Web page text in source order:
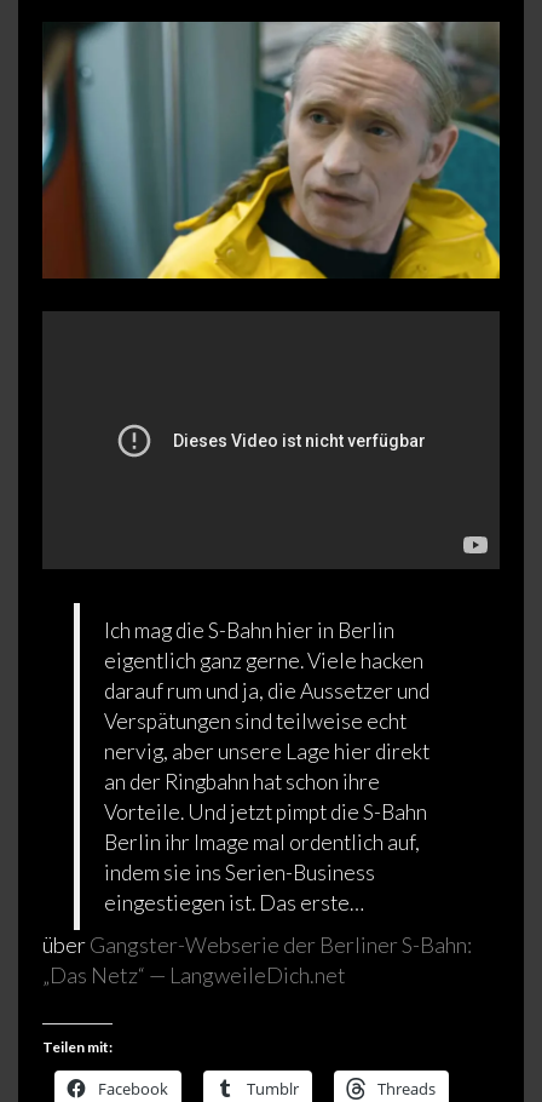
Ich mag die S-Bahn hier in Berlin
eigentlich ganz gerne. Viele hacken
darauf rum und ja, die Aussetzer und
Verspätungen sind teilweise echt
nervig, aber unsere Lage hier direkt
an der Ringbahn hat schon ihre
Vorteile. Und jetzt pimpt die S-Bahn
Berlin ihr Image mal ordentlich auf,
indem sie ins Serien-Business
eingestiegen ist. Das erste…
überGangster-Webserie der Berliner S-Bahn:
„Das Netz“ — LangweileDich.net
Teilen mit:
Facebook Tumblr Threads